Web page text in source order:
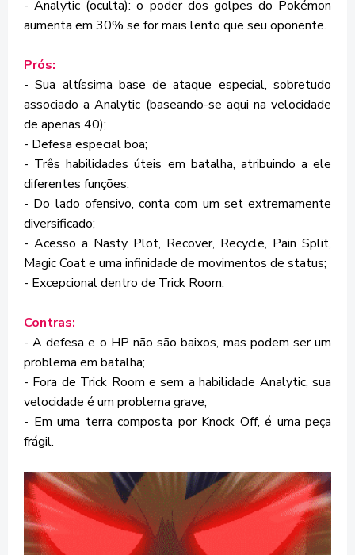
- Analytic (oculta): o poder dos golpes do Pokémon
aumenta em 30% se for mais lento que seu oponente.
Prós:
- Sua altíssima base de ataque especial, sobretudo
associado a Analytic (baseando-se aqui na velocidade
de apenas 40);
- Defesa especial boa;
- Três habilidades úteis em batalha, atribuindo a ele
diferentes funções;
- Do lado ofensivo, conta com um set extremamente
diversificado;
- Acesso a Nasty Plot, Recover, Recycle, Pain Split,
Magic Coat e uma infinidade de movimentos de status;
- Excepcional dentro de Trick Room.
Contras:
- A defesa e o HP não são baixos, mas podem ser um
problema em batalha;
- Fora de Trick Room e sem a habilidade Analytic, sua
velocidade é um problema grave;
- Em uma terra composta por Knock Off, é uma peça
frágil.